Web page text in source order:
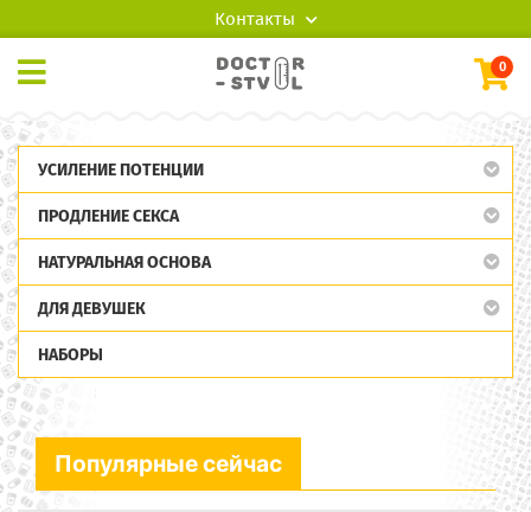
Контакты
0
УСИЛЕНИЕ ПОТЕНЦИИ
ПРОДЛЕНИЕ СЕКСА
НАТУРАЛЬНАЯ ОСНОВА
ДЛЯ ДЕВУШЕК
НАБОРЫ
Популярные сейчас